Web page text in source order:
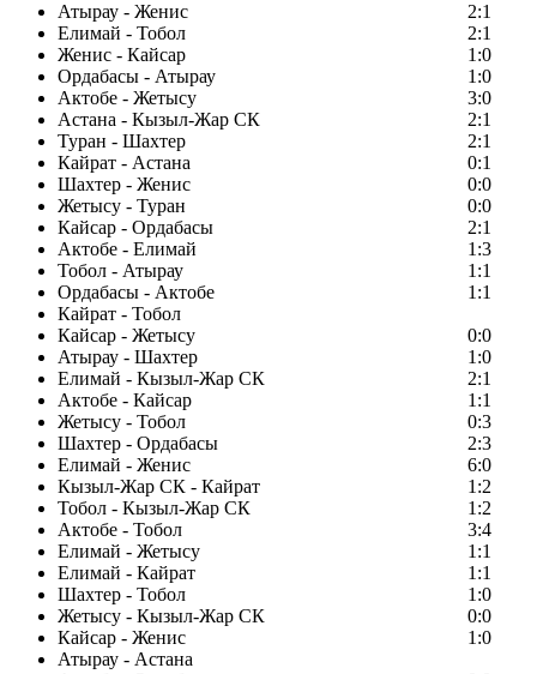
Атырау - Женис
2:1
Елимай - Тобол
2:1
Женис - Кайсар
1:0
Ордабасы - Атырау
1:0
Актобе - Жетысу
3:0
Астана - Кызыл-Жар СК
2:1
Туран - Шахтер
2:1
Кайрат - Астана
0:1
Шахтер - Женис
0:0
Жетысу - Туран
0:0
Кайсар - Ордабасы
2:1
Актобе - Елимай
1:3
Тобол - Атырау
1:1
Ордабасы - Актобе
1:1
Кайрат - Тобол
Кайсар - Жетысу
0:0
Атырау - Шахтер
1:0
Елимай - Кызыл-Жар СК
2:1
Актобе - Кайсар
1:1
Жетысу - Тобол
0:3
Шахтер - Ордабасы
2:3
Елимай - Женис
6:0
Кызыл-Жар СК - Кайрат
1:2
Тобол - Кызыл-Жар СК
1:2
Актобе - Тобол
3:4
Елимай - Жетысу
1:1
Елимай - Кайрат
1:1
Шахтер - Тобол
1:0
Жетысу - Кызыл-Жар СК
0:0
Кайсар - Женис
1:0
Атырау - Астана